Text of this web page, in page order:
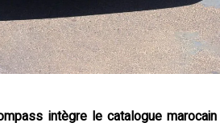
intègre le catalogue